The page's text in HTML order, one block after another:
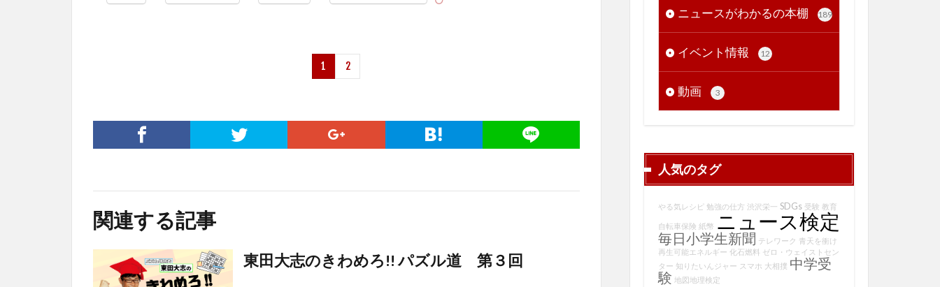
1 2
関連する記事
東田大志のきわめろ!! パズル道 第３回
ニュースがわかるの本棚 189
イベント情報 12
動画 3
人気のタグ
やる気レシピ 勉強の仕方 渋沢栄一 SDGs 受験 教育
自転車保険 紙幣 ニュース検定
毎日小学生新聞 テレワーク 青天を衝け
再生可能エネルギー 化石燃料 ゼロ・ウェイストセン
ター 知りたいんジャー スマホ 大相撲 中学受
験 地図地理検定